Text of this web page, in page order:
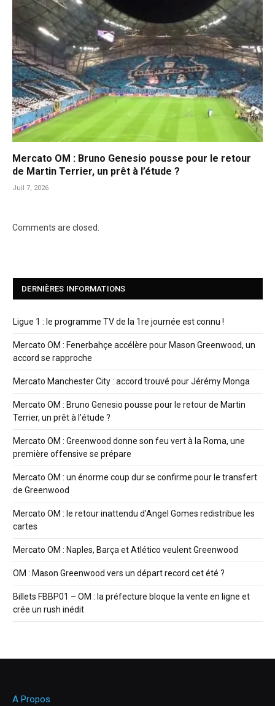
Mercato OM : Bruno Genesio pousse pour le retour
de Martin Terrier, un prêt à l’étude ?
Juil 7, 2026
Comments are closed.
DERNIÈRES INFORMATIONS
Ligue 1 : le programme TV de la 1re journée est connu !
Mercato OM : Fenerbahçe accélère pour Mason Greenwood, un
accord se rapproche
Mercato Manchester City : accord trouvé pour Jérémy Monga
Mercato OM : Bruno Genesio pousse pour le retour de Martin
Terrier, un prêt à l’étude ?
Mercato OM : Greenwood donne son feu vert à la Roma, une
première offensive se prépare
Mercato OM : un énorme coup dur se confirme pour le transfert
de Greenwood
Mercato OM : le retour inattendu d’Angel Gomes redistribue les
cartes
Mercato OM : Naples, Barça et Atlético veulent Greenwood
OM : Mason Greenwood vers un départ record cet été ?
Billets FBBP01 – OM : la préfecture bloque la vente en ligne et
crée un rush inédit
A Propos